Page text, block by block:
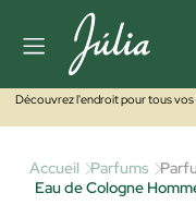
Découvrez l'endroit pour tous
Accueil Parfums
Eau de Cologne